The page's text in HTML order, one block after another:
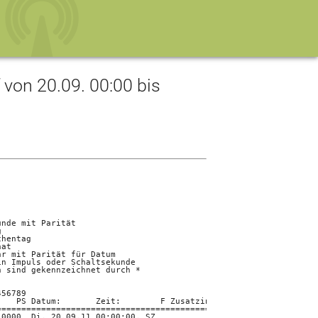
20.09. 00:00 bis